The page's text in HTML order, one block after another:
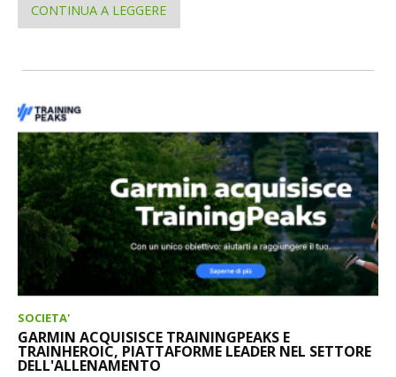
CONTINUA A LEGGERE
SOCIETA'
GARMIN ACQUISISCE TRAININGPEAKS E
TRAINHEROIC, PIATTAFORME LEADER NEL SETTORE
DELL'ALLENAMENTO